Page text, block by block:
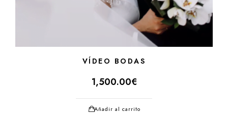
VÍDEO BODAS
1,500.00€
Añadir al carrito